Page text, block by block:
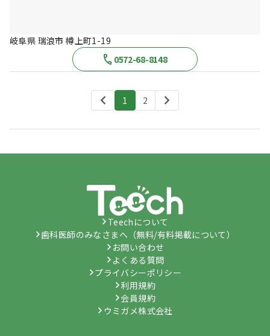
岐阜県 瑞浪市 樽上町1-19
0572-68-8148
1 2
Teechについて
歯科医師のみなさまへ（無料/有料掲載について）
お問い合わせ
よくある質問
プライバシーポリシー
利用規約
会員規約
ウミガメ株式会社